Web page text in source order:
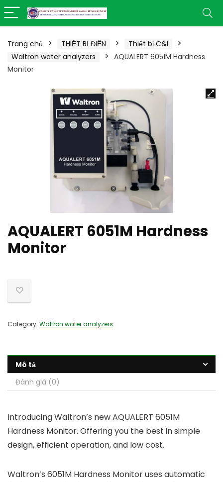
Trang chủ THIẾT BỊ ĐIỆN
Thiết bị C&I
Waltron water analyzers
AQUALERT 6051M Hardness
Monitor
AQUALERT 6051M Hardness
Monitor
Category: Waltron water analyzers
Mô tả
Đánh giá (0)
Introducing Waltron’s new AQUALERT 6051M
Hardness Monitor. Offering you the best in simple
design, efficient operation, and low cost.
Waltron’s 6051M Hardness Monitor uses automatic